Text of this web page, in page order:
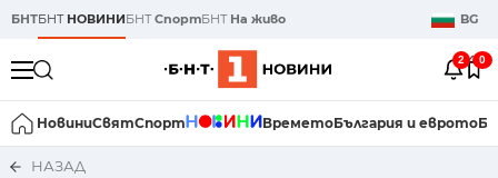
БНТБНТ НОВИНИБНТСпортБНТ На живо BG
2 0
НовиниСвятСпорт ВреметоБългария и еврото
НАЗАД